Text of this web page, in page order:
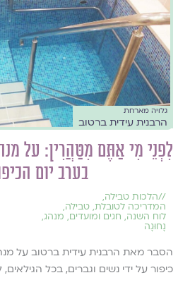
גלויה מארחת
הרבנית עידית ברטוב
לִפְנֵי מִי אַתֶּם מִטַּהֲרִין: על
בערב יום
//הלכות טבילה,
המדריכה לטובלת, טבילה,
לוח השנה, חגים ומועדים, מנהג,
נָחוּגָה
הסבר מאת הרבנית עידית ברטוב על
כיפור על ידי נשים וגברים, בכל